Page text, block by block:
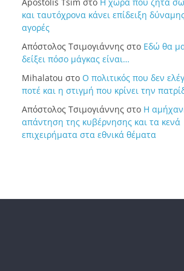
και ταυτόχρονα κάνει επίδειξη
αγορές
Απόστολος Τσιμογιάννης στο Εδώ θα
δείξει πόσο μάγκας είναι…
Mihalatou στο Ο πολιτικός που δεν
ποτέ και η στιγμή που κρίνει την
Απόστολος Τσιμογιάννης στο Η
απάντηση της κυβέρνησης και τα κενά
επιχειρήματα στα εθνικά θέματα